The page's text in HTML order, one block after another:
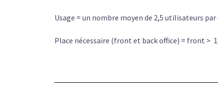
Usage = un nombre moyen de 2,5 utilisateurs
Place nécessaire (front et back office) = front >